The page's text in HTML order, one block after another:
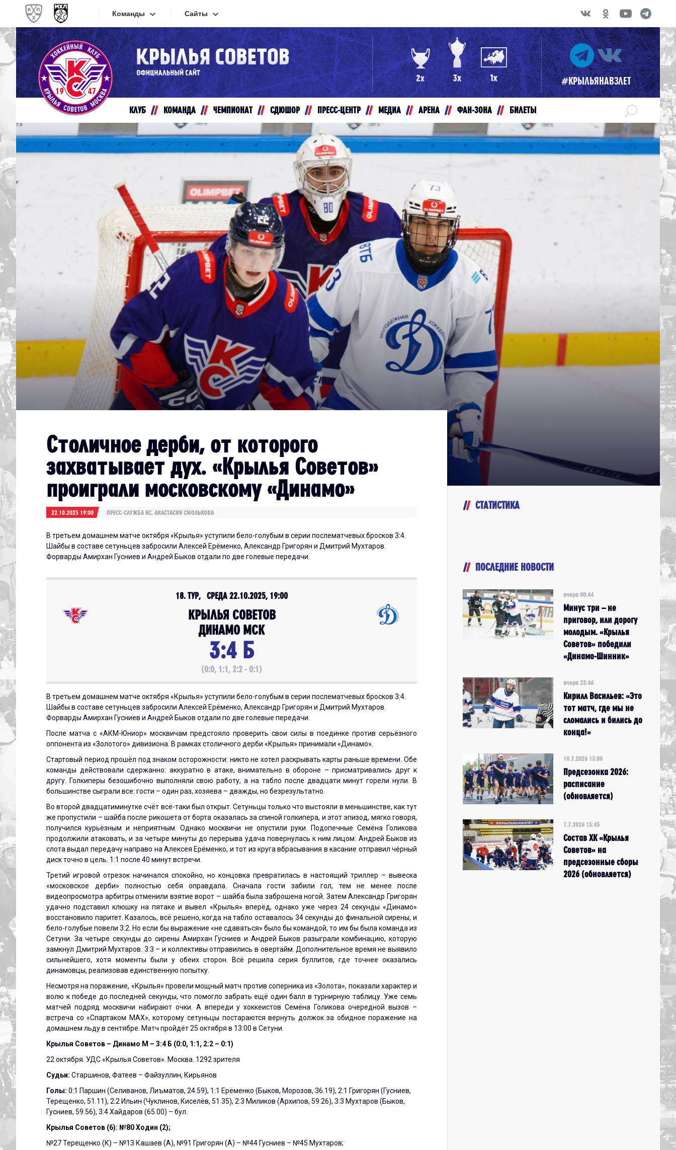
Команды
Конференция «Запад»
Дивизион Золотой
Академия Михайлова
Красная Армия
Локо
МХК Спартак
СКА-1946
Дивизион Серебряный
Академия СКА
АКМ-Юниор
Амурские Тигры
Крылья Советов
МХК Динамо-Карелия
МХК Спартак-МАХ
Сахалинские Акулы
СМО МХК Атлант
Конференция «Восток»
Дивизион Золотой
Авто
Кузнецкие Медведи
Мамонты Югры
Омские Ястребы
Стальные Лисы
Толпар
Чайка
Дивизион Серебряный
АКМ-Новомосковск
Красноярские Рыси
Ладья
Реактор
Сибирские Cнайперы
Снежные Барсы
Спутник Ал
Сайты
Сайты
Видеотрансляции
Хайлайты
Текстовые трансляции
Интернет-магазин
Приложение МХЛ
#КРЫЛЬЯНАВЗЛЕТ
КЛУБ КОМАНДА ЧЕМПИОНАТ СДЮШОР ПРЕСС-ЦЕНТР МЕДИА АРЕНА ФАН-ЗОНА БИЛЕТЫ
Столичное дерби, от которого
захватывает дух. «Крылья Советов»
проиграли московскому «Динамо»
22.10.2025 19:00 ПРЕСС-СЛУЖБА КС, АНАСТАСИЯ СМОЛЬКОВА
В третьем домашнем матче октября «Крылья» уступили бело-голубым в серии послематчевых бросков 3:4.
Шайбы в составе сетуньцев забросили Алексей Ерёменко, Александр Григорян и Дмитрий Мухтаров.
Форварды Амирхан Гусниев и Андрей Быков отдали по две голевые передачи.
18. ТУР, СРЕДА 22.10.2025, 19:00
КРЫЛЬЯ СОВЕТОВ
ДИНАМО МСК
3:4 Б
(0:0, 1:1, 2:2 - 0:1)
В третьем домашнем матче октября «Крылья» уступили бело-голубым в серии послематчевых бросков 3:4.
Шайбы в составе сетуньцев забросили Алексей Ерёменко, Александр Григорян и Дмитрий Мухтаров.
Форварды Амирхан Гусниев и Андрей Быков отдали по две голевые передачи.
После матча с «АКМ-Юниор» москвичам предстояло проверить свои силы в поединке против серьёзного
оппонента из «Золотого» дивизиона. В рамках столичного дерби «Крылья» принимали «Динамо».
Стартовый период прошёл под знаком осторожности: никто не хотел раскрывать карты раньше времени. Обе
команды действовали сдержанно: аккуратно в атаке, внимательно в обороне – присматривались друг к
другу. Голкиперы безошибочно выполняли свою работу, а на табло после двадцати минут горели нули. В
большинстве сыграли все: гости – один раз, хозяева – дважды, но безрезультатно.
Во второй двадцатиминутке счёт всё-таки был открыт. Сетуньцы только что выстояли в меньшинстве, как тут
же пропустили – шайба после рикошета от борта оказалась за спиной голкипера, и этот эпизод, мягко говоря,
получился курьёзным и неприятным. Однако москвичи не опустили руки. Подопечные Семёна Голикова
продолжили атаковать, и за четыре минуты до перерыва удача повернулась к ним лицом: Андрей Быков из
слота выдал передачу направо на Алексея Ерёменко, и тот из круга вбрасывания в касание отправил чёрный
диск точно в цель. 1:1 после 40 минут встречи.
Третий игровой отрезок начинался спокойно, но концовка превратилась в настоящий триллер – вывеска
«московское дерби» полностью себя оправдала. Сначала гости забили гол, тем не менее после
видеопросмотра арбитры отменили взятие ворот – шайба была заброшена ногой. Затем Александр Григорян
удачно подставил клюшку на пятаке и вывел «Крылья» вперёд, однако уже через 24 секунды «Динамо»
восстановило паритет. Казалось, всё решено, когда на табло оставалось 34 секунды до финальной сирены, и
бело-голубые повели 3:2. Но если бы выражение «не сдаваться» было бы командой, то им бы была команда из
Сетуни. За четыре секунды до сирены Амирхан Гусниев и Андрей Быков разыграли комбинацию, которую
замкнул Дмитрий Мухтаров. 3:3 – и коллективы отправились в овертайм. Дополнительное время не выявило
сильнейшего, хотя моменты были у обеих сторон. Всё решила серия буллитов, где точнее оказались
динамовцы, реализовав единственную попытку.
Несмотря на поражение, «Крылья» провели мощный матч против соперника из «Золота», показали характер и
волю к победе до последней секунды, что помогло забрать ещё один балл в турнирную таблицу. Уже семь
матчей подряд москвичи набирают очки. А впереди у хоккеистов Семёна Голикова очередной вызов –
встреча со «Спартаком МАХ», которому сетуньцы постараются вернуть должок за обидное поражение на
домашнем льду в сентябре. Матч пройдёт 25 октября в 13:00 в Сетуни.
Крылья Советов – Динамо М – 3:4 Б (0:0, 1:1, 2:2 – 0:1)
22 октября. УДС «Крылья Советов». Москва. 1292 зрителя
Судьи: Старшинов, Фатеев – Файзуллин, Кирьянов
Голы: 0:1 Паршин (Селиванов, Лиъматов, 24.59), 1:1 Ерёменко (Быков, Морозов, 36.19), 2:1 Григорян (Гусниев,
Терещенко, 51.11), 2:2 Ильин (Чуклинов, Киселёв, 51.35), 2:3 Миликов (Архипов, 59.26), 3:3 Мухтаров (Быков,
Гусниев, 59.56), 3:4 Хайдаров (65.00) – бул.
Крылья Советов (6): №80 Ходин (2);
№27 Терещенко (К) – №13 Кашаев (А), №91 Григорян (А) – №44 Гусниев – №45 Мухтаров;
СТАТИСТИКА
ПОСЛЕДНИЕ НОВОСТИ
вчера 00:44
Минус три – не
приговор, или дорогу
молодым. «Крылья
Советов» победили
«Динамо-Шинник»
вчера 23:46
Кирилл Васильев: «Это
тот матч, где мы не
сломались и бились до
конца!»
10.7.2026 13:00
Предсезонка 2026:
расписание
(обновляется)
7.7.2026 15:45
Состав ХК «Крылья
Советов» на
предсезонные сборы
2026 (обновляется)